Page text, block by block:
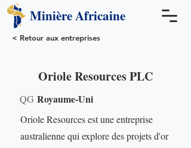
MinièreAfricaine
< Retour aux entreprises
Oriole Resources PLC
QG Royaume-Uni
Oriole Resources est une entreprise
australienne qui explore des projets d'or